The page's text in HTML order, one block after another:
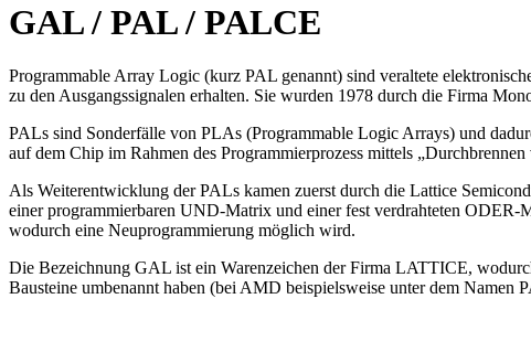
GAL / PAL / PALCE
Programmable Array Logic (kurz PAL genannt) sind veraltete
zu den Ausgangssignalen erhalten. Sie wurden 1978 durch die Firma
PALs sind Sonderfälle von PLAs (Programmable Logic Arrays) und
auf dem Chip im Rahmen des Programmierprozess mittels
Als Weiterentwicklung der PALs kamen zuerst durch die Lattice
einer programmierbaren UND-Matrix und einer fest verdrahteten
wodurch eine Neuprogrammierung möglich wird.
Die Bezeichnung GAL ist ein Warenzeichen der Firma LATTICE,
Bausteine umbenannt haben (bei AMD beispielsweise unter dem